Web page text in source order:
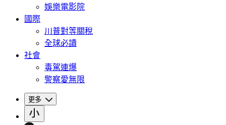
娛樂電影院
國際
川普對等關稅
全球必讀
社會
毒駕連爆
警察愛無限
更多